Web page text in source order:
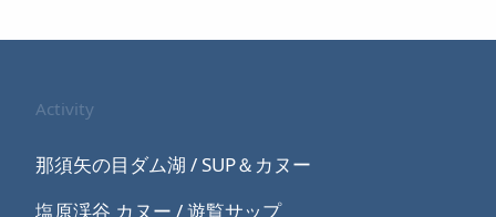
Activity
那須矢の目ダム湖 / SUP＆カヌー
塩原渓谷 カヌー / 遊覧サップ